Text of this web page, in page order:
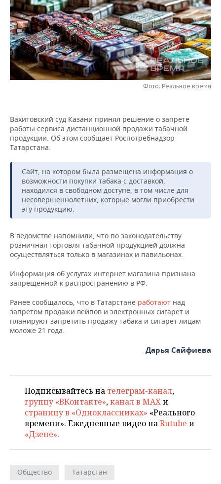
НЕФТЕХИМИЯ
НЕФТЬ
ОПК
ЭНЕРГЕТИКА
РОЗНИЧНАЯ ТОРГОВЛЯ
ТРАНСПОРТ
УСЛУГИ
НОВОСТИ ТЕХНОЛОГИЙ
IT
МЕДИА
МЕРОПРИЯТИЯ
НОВОСТИ МЕРОПРИЯТИЙ
ВЫЕЗДНАЯ РЕДАКЦИЯ
ОТКРЫТАЯ ЛЕКЦИЯ
СПОРТ
НОВОСТИ СПОРТА
БАСКЕТБОЛ
ВОЛЕЙБОЛ
КИБЕРСПОРТ
ФИГУРНОЕ КАТАНИЕ
ХОККЕЙ С МЯЧОМ
ОБЩЕСТВО
ИНФРАСТРУКТУРА
ИСТОРИЯ
КУЛЬТУРА
МЕДИЦИНА
ПРОИСШЕСТВИЯ
СПРАВОЧНИК
СПИСОК ПЕРСОН
СПИСОК КОМПАНИЙ
Фото: Реальное время
Вахитовский суд Казани принял решение о запрете
работы сервиса дистанционной продажи табачной
продукции. Об этом сообщает Роспотребнадзор
Татарстана.
Сайт, на котором была размещена информация о
возможности покупки табака с доставкой,
находился в свободном доступе, в том числе для
несовершеннолетних, которые могли приобрести
эту продукцию.
В ведомстве напомнили, что по законодательству
розничная торговля табачной продукцией должна
осуществляться только в магазинах и павильонах.
Информация об услугах интернет магазина признана
запрещенной к распространению в РФ.
Ранее сообщалось, что в Татарстане работают над
запретом продажи вейпов и электронных сигарет и
планируют запретить продажу табака и сигарет лицам
моложе 21 года.
Дарья Сайфиева
Подписывайтесь на телеграм-канал,
группу «ВКонтакте»,канал в MAXи
страницу в «Одноклассниках» «Реального
времени». Ежедневные видео наRutube и
«Дзене».
Общество Татарстан